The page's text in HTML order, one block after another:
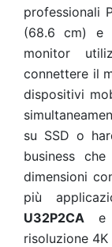
professionali
(68.6 cm) e
monitor
connettere il
dispositivi
su SSD o
business
dimensioni
più
U32P2CA e
risoluzione